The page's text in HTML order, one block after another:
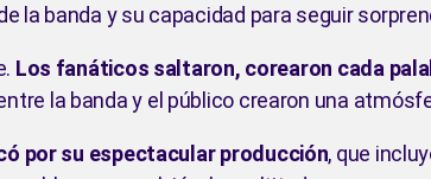
la banda y su capacidad para seguir
Los fanáticos saltaron, corearon cada
la banda y el público crearon una
por su espectacular producción, que